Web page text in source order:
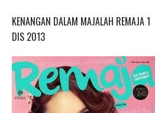
KENANGAN DALAM MAJALAH REMAJA 1
DIS 2013